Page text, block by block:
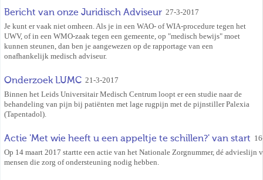
Bericht van onze Juridisch Adviseur 27-3-2017
Je kunt er vaak niet omheen. Als je in een WAO- of WIA-procedure tegen het
UWV, of in een WMO-zaak tegen een gemeente, op "medisch bewijs" moet
kunnen steunen, dan ben je aangewezen op de rapportage van een
onafhankelijk medisch adviseur.
Onderzoek LUMC 21-3-2017
Binnen het Leids Universitair Medisch Centrum loopt er een studie naar de
behandeling van pijn bij patiënten met lage rugpijn met de pijnstiller Palexia
(Tapentadol).
Actie 'Met wie heeft u een appeltje te schillen?' van start
Op 14 maart 2017 startte een actie van het Nationale Zorgnummer, dé advieslijn
mensen die zorg of ondersteuning nodig hebben.